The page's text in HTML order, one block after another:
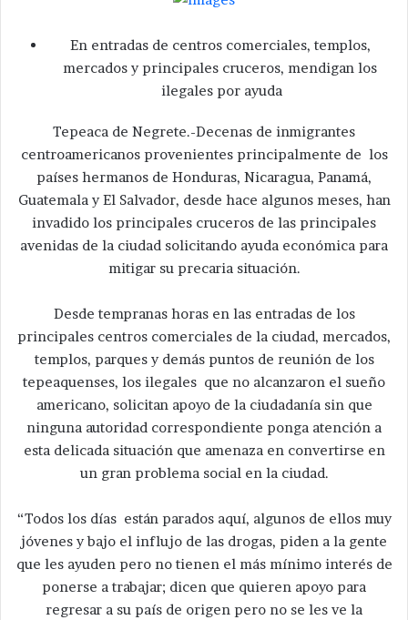
En entradas de centros comerciales, templos,
mercados y principales cruceros, mendigan los
ilegales por ayuda
Tepeaca de Negrete.-Decenas de inmigrantes
centroamericanos provenientes principalmente de los
países hermanos de Honduras, Nicaragua, Panamá,
Guatemala y El Salvador, desde hace algunos meses, han
invadido los principales cruceros de las principales
avenidas de la ciudad solicitando ayuda económica para
mitigar su precaria situación.
Desde tempranas horas en las entradas de los
principales centros comerciales de la ciudad, mercados,
templos, parques y demás puntos de reunión de los
tepeaquenses, los ilegales que no alcanzaron el sueño
americano, solicitan apoyo de la ciudadanía sin que
ninguna autoridad correspondiente ponga atención a
esta delicada situación que amenaza en convertirse en
un gran problema social en la ciudad.
“Todos los días están parados aquí, algunos de ellos muy
jóvenes y bajo el influjo de las drogas, piden a la gente
que les ayuden pero no tienen el más mínimo interés de
ponerse a trabajar; dicen que quieren apoyo para
regresar a su país de origen pero no se les ve la